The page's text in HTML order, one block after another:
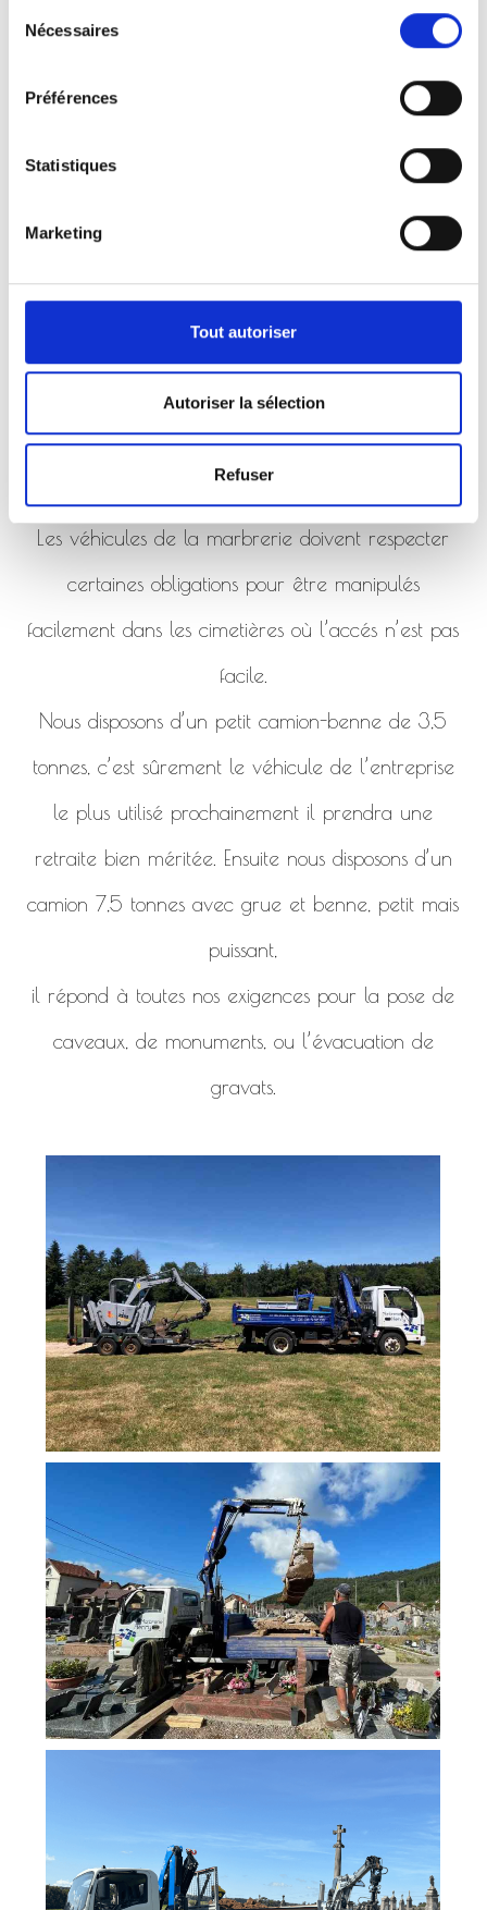
Nécessaires
Préférences
Statistiques
Marketing
Tout autoriser
Autoriser la sélection
Refuser
Pour répondre aux demandes de notre clientèle,
véhicules.
Que ça soit pour l’activité de pompes funèbres ou
Les véhicules de la marbrerie doivent respecter
certaines obligations pour être manipulés
facilement dans les cimetières où l’accés n’est pas
facile.
Nous disposons d’un petit camion-benne de 3,5
tonnes, c’est sûrement le véhicule de l’entreprise
le plus utilisé prochainement il prendra une
retraite bien méritée. Ensuite nous disposons d’un
camion 7,5 tonnes avec grue et benne, petit mais
puissant,
il répond à toutes nos exigences pour la pose de
caveaux, de monuments, ou l’évacuation de
gravats.